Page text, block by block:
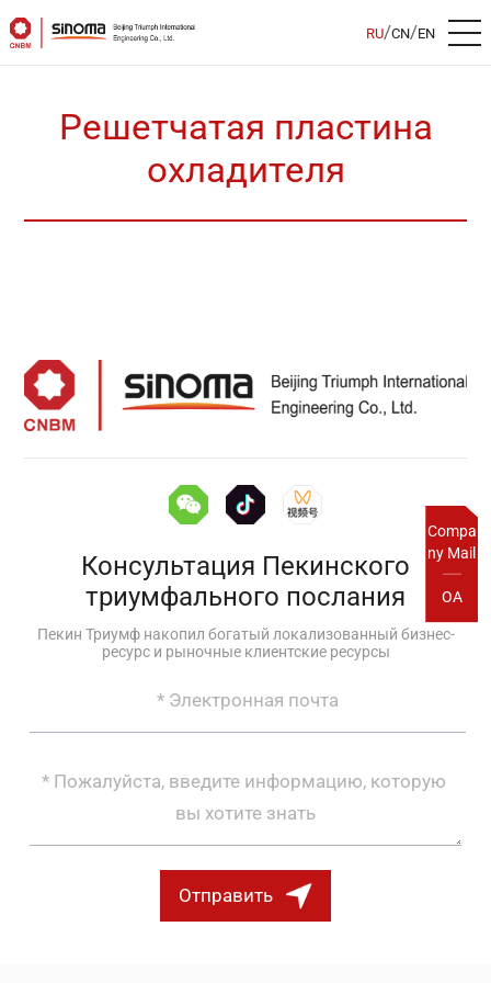
RU/CN/EN
Compa
ny Mail
OA
Решетчатая пластина
охладителя
Консультация Пекинского
триумфального послания
Пекин Триумф накопил богатый локализованный бизнес-
ресурс и рыночные клиентские ресурсы
Отправить